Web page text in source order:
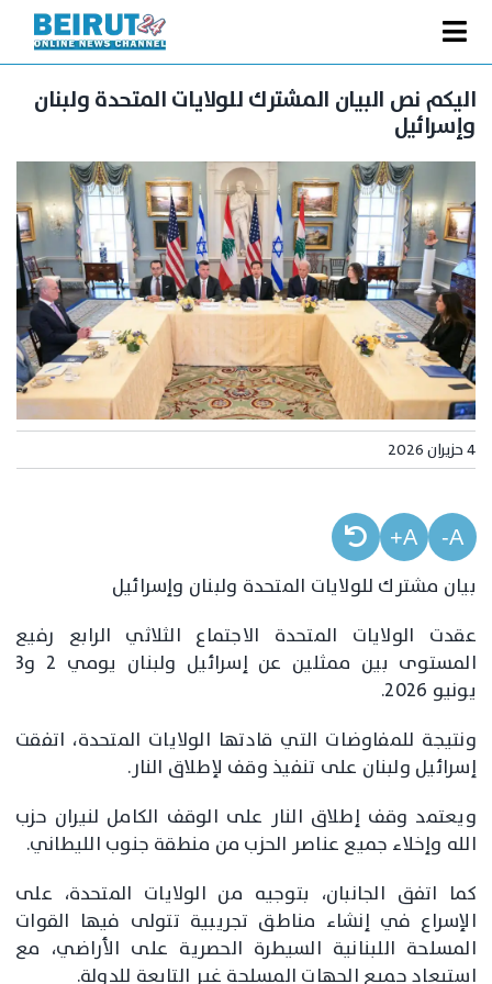
content
Toggle
Navigation
الصفحة الرئيسية
سياسة
فنّ
رياضة
متفرقات
Podcast
من نحن
البحث
عن:
اليكم نص البيان المشترك للولايات المتحدة ولبنان
وإسرائيل
4 حزيران 2026
A-
A+
بيان مشترك للولايات المتحدة ولبنان وإسرائيل
‏عقدت الولايات المتحدة الاجتماع الثلاثي الرابع رفيع
المستوى بين ممثلين عن إسرائيل ولبنان يومي 2 و3
يونيو 2026.
‏ونتيجة للمفاوضات التي قادتها الولايات المتحدة، اتفقت
إسرائيل ولبنان على تنفيذ وقف لإطلاق النار.
‏ويعتمد وقف إطلاق النار على الوقف الكامل لنيران حزب
الله وإخلاء جميع عناصر الحزب من منطقة جنوب الليطاني.
‏كما اتفق الجانبان، بتوجيه من الولايات المتحدة، على
الإسراع في إنشاء مناطق تجريبية تتولى فيها القوات
المسلحة اللبنانية السيطرة الحصرية على الأراضي، مع
استبعاد جميع الجهات المسلحة غير التابعة للدولة.